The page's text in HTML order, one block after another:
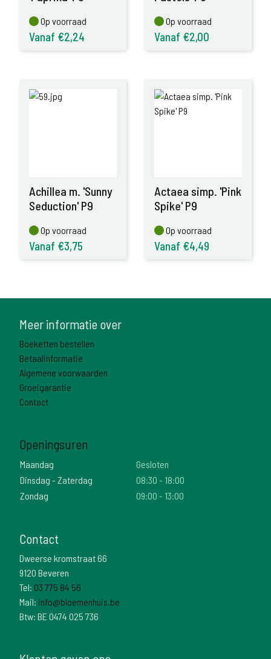
Op voorraad
Op voorraad
Vanaf €2,24
Op voorraad
Op voorraad
Vanaf €2,00
Achillea m. 'Sunny
Seduction' P9
Op voorraad
Op voorraad
Vanaf €3,75
Actaea simp. 'Pink
Spike' P9
Op voorraad
Op voorraad
Vanaf €4,49
Meer informatie over
Boeketten bestellen
Betaalinformatie
Algemene voorwaarden
Groeigarantie
Contact
Openingsuren
Maandag
Gesloten
Dinsdag - Zaterdag
08:30 - 18:00
Zondag
09:00 - 13:00
Contact
Dweerse kromstraat 66
9120 Beveren
Tel: 03 775 84 56
Mail: info@bloemenhuis.be
Btw: BE 0474 025 736